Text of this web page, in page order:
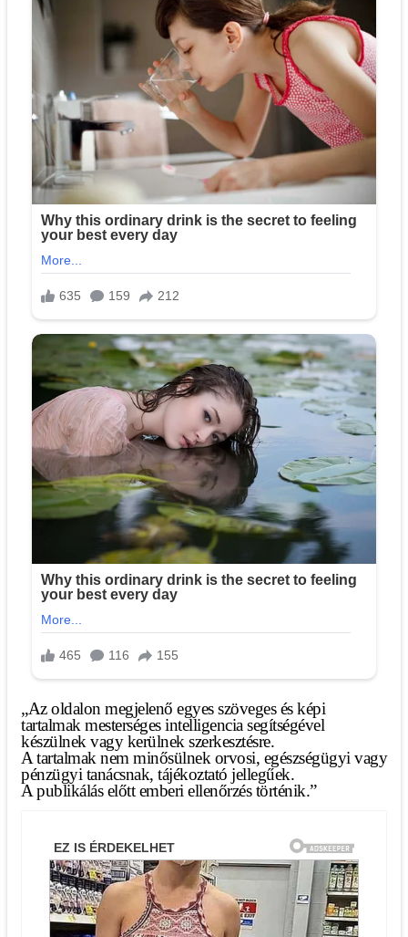
„Az oldalon megjelenő egyes szöveges és képi
tartalmak mesterséges intelligencia segítségével
készülnek vagy kerülnek szerkesztésre.
A tartalmak nem minősülnek orvosi, egészségügyi vagy
pénzügyi tanácsnak, tájékoztató jellegűek.
A publikálás előtt emberi ellenőrzés történik.”